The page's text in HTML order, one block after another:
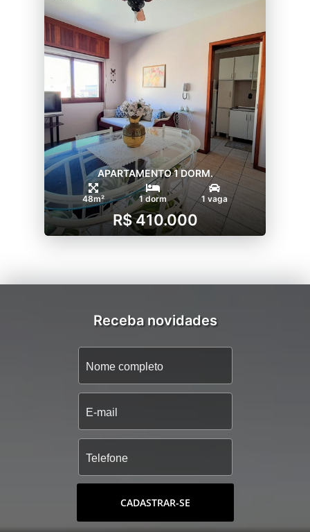
APARTAMENTO 1 DORM.
48m² 1 dorm 1 vaga
R$ 410.000
Receba novidades
CADASTRAR-SE